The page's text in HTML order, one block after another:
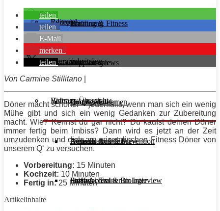
Ernährung
Supplemente
Training & Fitness
Ernährung
Diät & Abnehmen
Regeneration & Prävention
Stoffwechsel & Biologie
Produktreviews
Buchreviews
Rezepte
Hauptgerichte
Desserts
Salate
Interviews
Athleten im Interview
Personal Trainer im Interview
Videos
Editorials
Magazinbeiträge
Aktuelle Ausgabe
Early Access
Beitrags-Übersicht
teilen
teilen
E-Mail
merken
teilen
Von Carmine Stillitano
Döner macht schöner – jedenfalls, wenn man sich ein wenig
Mühe gibt und sich ein wenig Gedanken zur Zubereitung
macht. Wie? Kennst du gar nicht? Du kaufst deinen Döner
immer fertig beim Imbiss? Dann wird es jetzt an der Zeit
umzudenken und dich am orientalischen Fitness Döner von
unserem Q‘ zu versuchen.
Vorbereitung: 15 Minuten
Kochzeit: 10 Minuten
Fertig in:25 Minuten
Artikelinhalte